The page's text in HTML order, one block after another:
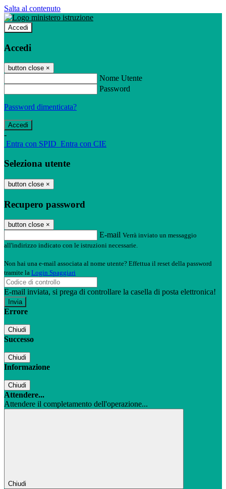
Salta al contenuto
Accedi
Accedi
button close ×
Nome Utente
Password
Password dimenticata?
-
Entra con SPID Entra con CIE
Seleziona utente
button close ×
Recupero password
button close ×
E-mail Verrà inviato un messaggio
all'indirizzo indicato con le istruzioni necessarie.
Non hai una e-mail associata al nome utente? Effettua il reset della password
tramite la Login Spaggiari
E-mail inviata, si prega di controllare la casella di posta elettronica!
Errore
Chiudi
Successo
Chiudi
Informazione
Chiudi
Attendere...
Attendere il completamento dell'operazione...
Chiudi